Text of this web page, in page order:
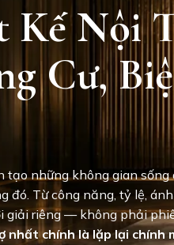
Kế Nội
Cư,
tạo những không gian
đó. Từ công năng, tỷ lệ,
giải riêng — không phải
nhất chính là lặp lại chính